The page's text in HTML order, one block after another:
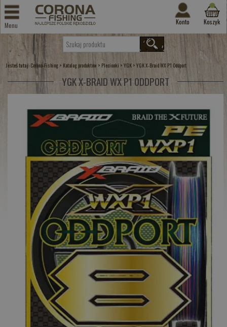
Menu Konto Koszyk
Jesteś tutaj: Corona-Fishing > Katalog produktów > Plecionki >YGK >YGK X-Braid WX P1 Oddport
YGK X-BRAID WX P1 ODDPORT